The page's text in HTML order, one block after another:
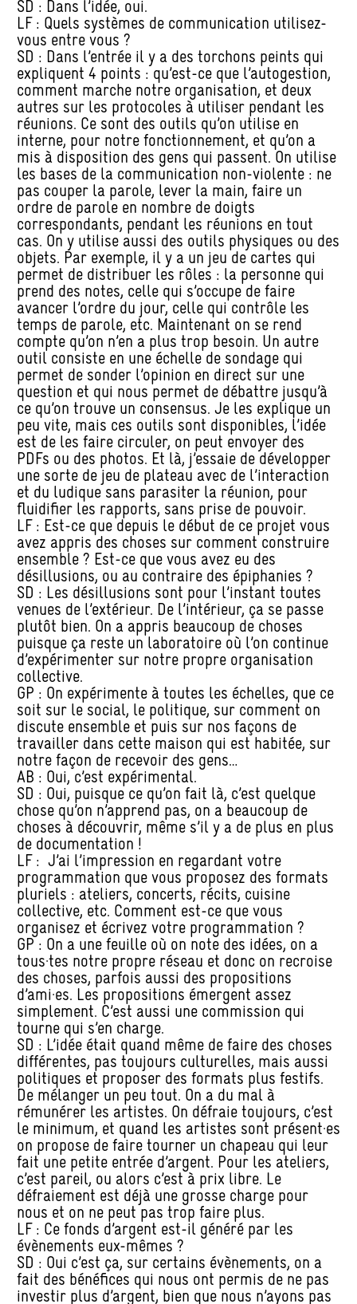
SD : Dans l’idée, oui.
LF : Quels systèmes de communication utilisez-
vous entre vous ?
SD : Dans l’entrée il y a des torchons peints qui
expliquent 4 points : qu’est-ce que l’autogestion,
comment marche notre organisation, et deux
autres sur les protocoles à utiliser pendant les
réunions. Ce sont des outils qu’on utilise en
interne, pour notre fonctionnement, et qu’on a
mis à disposition des gens qui passent. On utilise
les bases de la communication non-violente : ne
pas couper la parole, lever la main, faire un
ordre de parole en nombre de doigts
correspondants, pendant les réunions en tout
cas. On y utilise aussi des outils physiques ou des
objets. Par exemple, il y a un jeu de cartes qui
permet de distribuer les rôles : la personne qui
prend des notes, celle qui s’occupe de faire
avancer l’ordre du jour, celle qui contrôle les
temps de parole, etc. Maintenant on se rend
compte qu’on n’en a plus trop besoin. Un autre
outil consiste en une échelle de sondage qui
permet de sonder l’opinion en direct sur une
question et qui nous permet de débattre jusqu’à
ce qu’on trouve un consensus. Je les explique un
peu vite, mais ces outils sont disponibles, l’idée
est de les faire circuler, on peut envoyer des
PDFs ou des photos. Et là, j’essaie de développer
une sorte de jeu de plateau avec de l’interaction
et du ludique sans parasiter la réunion, pour
fluidifier les rapports, sans prise de pouvoir.
LF : Est-ce que depuis le début de ce projet vous
avez appris des choses sur comment construire
ensemble ? Est-ce que vous avez eu des
désillusions, ou au contraire des épiphanies ?
SD : Les désillusions sont pour l’instant toutes
venues de l’extérieur. De l’intérieur, ça se passe
plutôt bien. On a appris beaucoup de choses
puisque ça reste un laboratoire où l’on continue
d’expérimenter sur notre propre organisation
collective.
GP : On expérimente à toutes les échelles, que ce
soit sur le social, le politique, sur comment on
discute ensemble et puis sur nos façons de
travailler dans cette maison qui est habitée, sur
notre façon de recevoir des gens…
AB : Oui, c’est expérimental.
SD : Oui, puisque ce qu’on fait là, c’est quelque
chose qu’on n’apprend pas, on a beaucoup de
choses à découvrir, même s’il y a de plus en plus
de documentation !
LF : J’ai l’impression en regardant votre
programmation que vous proposez des formats
pluriels : ateliers, concerts, récits, cuisine
collective, etc. Comment est-ce que vous
organisez et écrivez votre programmation ?
GP : On a une feuille où on note des idées, on a
tous·tes notre propre réseau et donc on recroise
des choses, parfois aussi des propositions
d’ami·es. Les propositions émergent assez
simplement. C’est aussi une commission qui
tourne qui s’en charge.
SD : L’idée était quand même de faire des choses
différentes, pas toujours culturelles, mais aussi
politiques et proposer des formats plus festifs.
De mélanger un peu tout. On a du mal à
rémunérer les artistes. On défraie toujours, c’est
le minimum, et quand les artistes sont présent·es
on propose de faire tourner un chapeau qui leur
fait une petite entrée d’argent. Pour les ateliers,
c’est pareil, ou alors c’est à prix libre. Le
défraiement est déjà une grosse charge pour
nous et on ne peut pas trop faire plus.
LF : Ce fonds d’argent est-il généré par les
évènements eux-mêmes ?
SD : Oui c’est ça, sur certains évènements, on a
fait des bénéfices qui nous ont permis de ne pas
investir plus d’argent, bien que nous n’ayons pas